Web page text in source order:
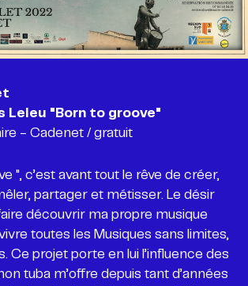
- Cadenet / gratuit
", c’est avant tout le rêve de créer,
partager et métisser. Le désir
découvrir ma propre musique
toutes les Musiques sans limites,
Ce projet porte en lui l’influence des
tuba m’offre depuis tant d’années